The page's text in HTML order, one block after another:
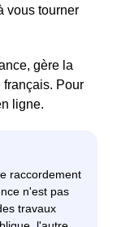
vous tourner
gère la
français. Pour
ligne.